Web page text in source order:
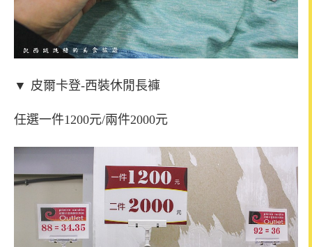
▼ 皮爾卡登-西裝休閒長褲
任選一件1200元/兩件2000元